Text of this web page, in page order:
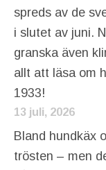
spreds av de
i slutet av juni.
granska även
allt att läsa om
1933!
13 juli, 2026
Bland hundkäx
trösten – men